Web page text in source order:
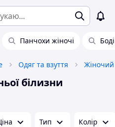
Панчохи жіночі
Одяг та взуття Жіночий
білизни
Тип Колір